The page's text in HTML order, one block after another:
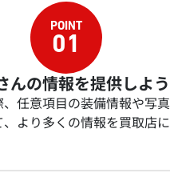
んの情報を提供しよう
任意項目の装備情報や写
、より多くの情報を買取店